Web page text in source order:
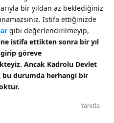
bir yıldan az beklediğiniz
İstifa ettiğinizde
gibi değerlendirilmeyip,
istifa ettikten sonra bir yıl
göreve
Ancak Kadrolu Devlet
bu durumda herhangi bir
Yanıtla